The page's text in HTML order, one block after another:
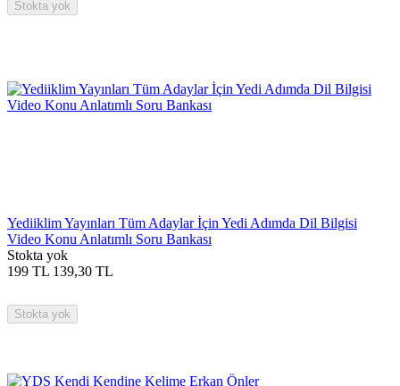
Stokta yok
Yediiklim Yayınları Tüm Adaylar İçin Yedi Adımda Dil Bilgisi
Video Konu Anlatımlı Soru Bankası
Stokta yok
199 TL 139,30 TL
Stokta yok